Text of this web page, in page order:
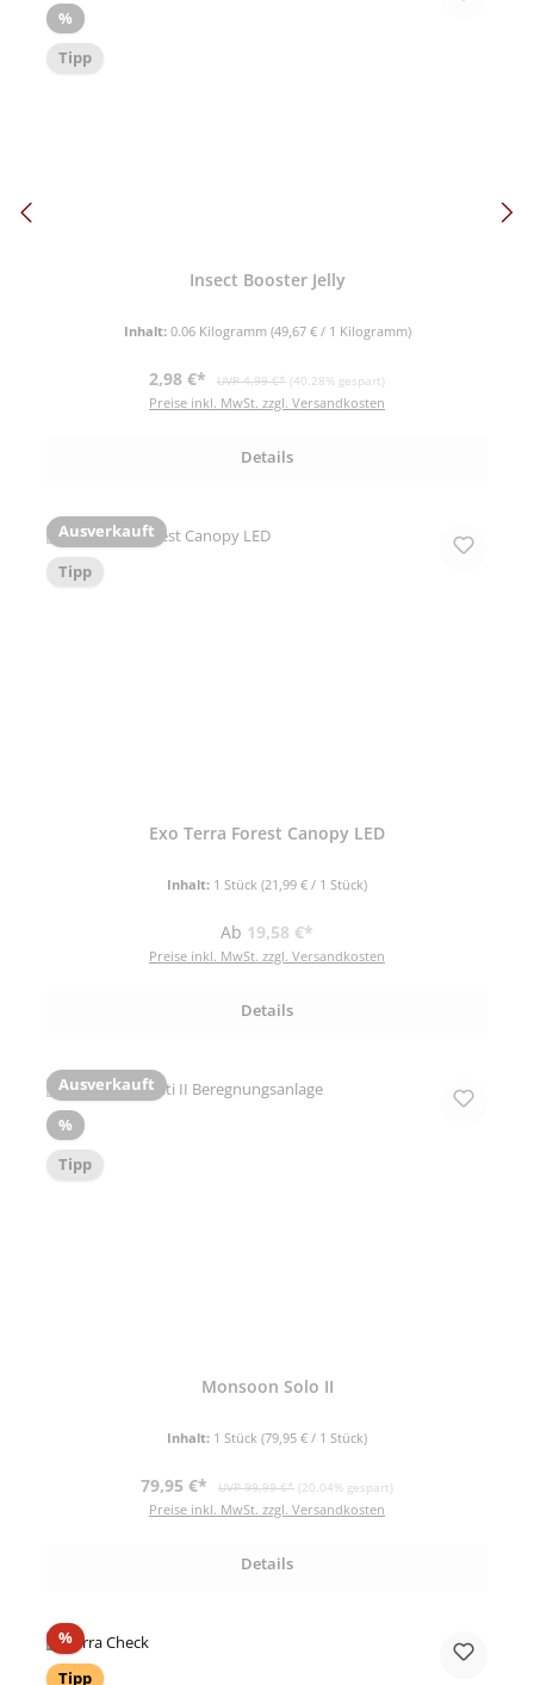
%Rabatt
Tipp
Insect Booster Jelly
Inhalt: 0.06 Kilogramm (49,67 € / 1 Kilogramm)
Verkaufspreis:
2,98 €* Regulärer Preis:
UVP 4,99 €* (40.28% gespart)
Preise inkl. MwSt. zzgl. Versandkosten
Details
Ausverkauft
Tipp
Exo Terra Forest Canopy LED
Inhalt: 1 Stück (21,99 € / 1 Stück)
Regulärer Preis:
Ab 19,58 €*
Preise inkl. MwSt. zzgl. Versandkosten
Details
Ausverkauft
%Rabatt
Tipp
Monsoon Solo II
Inhalt: 1 Stück (79,95 € / 1 Stück)
Verkaufspreis:
79,95 €* Regulärer Preis:
UVP 99,99 €* (20.04% gespart)
Preise inkl. MwSt. zzgl. Versandkosten
Details
%Rabatt
Tipp